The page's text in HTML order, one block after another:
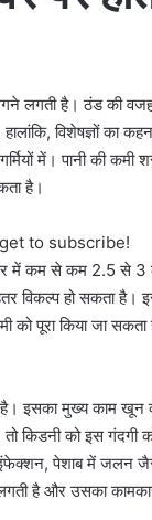
लगने लगती है। ठंड
विशेषज्ञों का
गर्मियों में। पानी की
है।
to subscribe!
में कम से कम 2.5 से 3
विकल्प हो सकता
को पूरा किया जा सकता
है। इसका मुख्य काम
तो किडनी को इस
इंफेक्शन, पेशाब में
है और उसका